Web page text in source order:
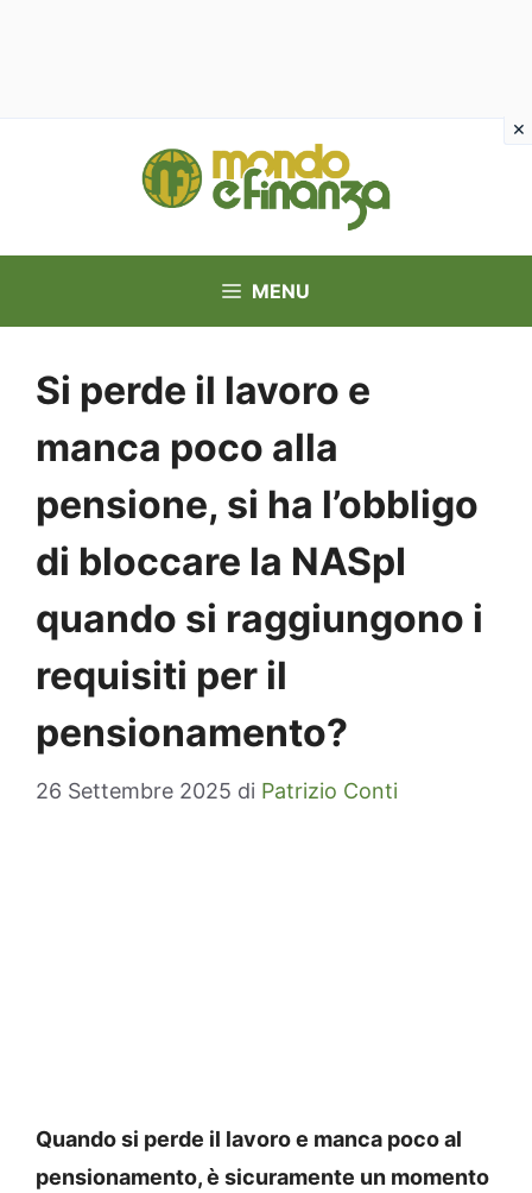
MENU
Si perde il lavoro e
manca poco alla
pensione, si ha l’obbligo
di bloccare la NASpI
quando si raggiungono i
requisiti per il
pensionamento?
26 Settembre 2025 di Patrizio Conti
Quando si perde il lavoro e manca poco al
pensionamento, è sicuramente un momento